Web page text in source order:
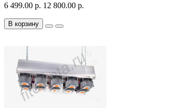
6 499.00 р. 12 800.00 р.
В корзину